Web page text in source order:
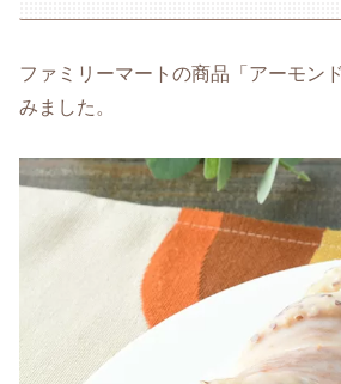
ファミリーマートの商品「アーモン
みました。